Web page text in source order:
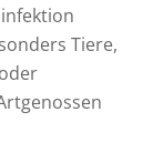
Tiere,